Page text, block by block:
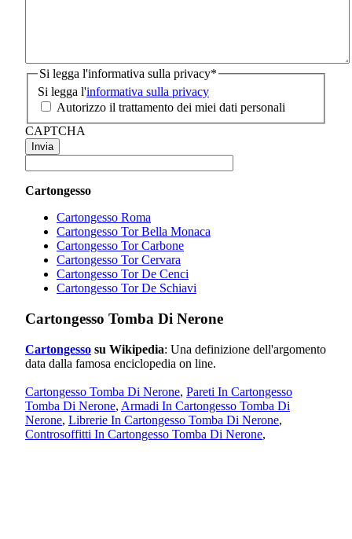
Si legga l'informativa sulla privacy*
Si legga l'informativa sulla privacy
Autorizzo il trattamento dei miei dati personali
CAPTCHA
Cartongesso
Cartongesso Roma
Cartongesso Tor Bella Monaca
Cartongesso Tor Carbone
Cartongesso Tor Cervara
Cartongesso Tor De Cenci
Cartongesso Tor De Schiavi
Cartongesso Tomba Di Nerone
Cartongesso su Wikipedia: Una definizione dell'argomento
data dalla famosa enciclopedia on line.
Cartongesso Tomba Di Nerone, Pareti In Cartongesso
Tomba Di Nerone, Armadi In Cartongesso Tomba Di
Nerone, Librerie In Cartongesso Tomba Di Nerone,
Controsoffitti In Cartongesso Tomba Di Nerone,